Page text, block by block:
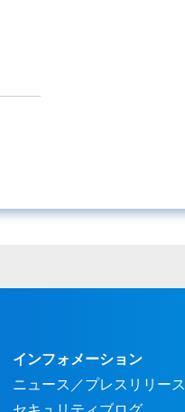
インフォメーション
ニュース／プレスリリース